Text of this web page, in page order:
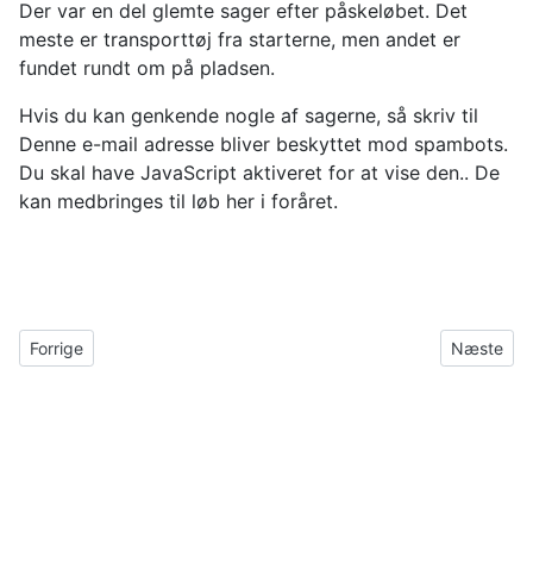
Der var en del glemte sager efter påskeløbet. Det
meste er transporttøj fra starterne, men andet er
fundet rundt om på pladsen.
Hvis du kan genkende nogle af sagerne, så skriv til
Denne e-mail adresse bliver beskyttet mod spambots.
Du skal have JavaScript aktiveret for at vise den.. De
kan medbringes til løb her i foråret.
Forrige artikel: Billedalbum fra Påskeløbet
Forrige Næste
Næste